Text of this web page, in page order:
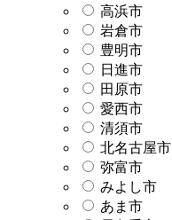
高浜市
岩倉市
豊明市
日進市
田原市
愛西市
清須市
北名古屋市
弥富市
みよし市
あま市